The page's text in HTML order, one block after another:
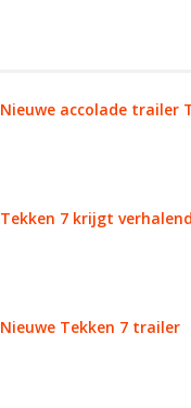
Nieuwe accolade trailer
Tekken 7 krijgt
Nieuwe Tekken 7 trailer